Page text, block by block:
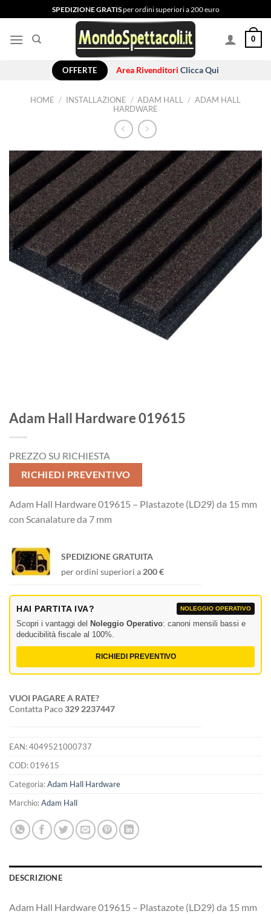
ai
contenuti
SPEDIZIONE GRATISper ordini superiori a 200 euro
0
OFFERTE Area Rivenditori Clicca Qui
HOME / INSTALLAZIONE / ADAM HALL / ADAM HALL
HARDWARE
Adam Hall Hardware 019615
PREZZO SU RICHIESTA
RICHIEDI PREVENTIVO
Adam Hall Hardware 019615 – Plastazote (LD29) da 15 mm
con Scanalature da 7 mm
SPEDIZIONE GRATUITA
per ordini superiori a 200 €
HAI PARTITA IVA? NOLEGGIO OPERATIVO
Scopri i vantaggi del Noleggio Operativo: canoni mensili bassi e
deducibilità fiscale al 100%.
RICHIEDI PREVENTIVO
VUOI PAGARE A RATE?
Contatta Paco329 2237447
EAN:4049521000737
COD:019615
Categoria:Adam Hall Hardware
Marchio:Adam Hall
DESCRIZIONE
Adam Hall Hardware 019615 – Plastazote (LD29) da 15 mm